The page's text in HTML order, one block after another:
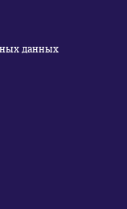
данных